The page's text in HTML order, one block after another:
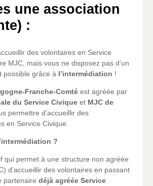
une association
:
des volontaires en Service
MJC, mais vous ne disposez pas d’un
possible grâce à l’intermédiation !
Franche-Comté est agréée par
du Service Civique et MJC de
permettre d’accueillir des
en Service Civique.
?
qui permet à une structure non agréée
d’accueillir des volontaires en passant
partenaire déjà agréée Service